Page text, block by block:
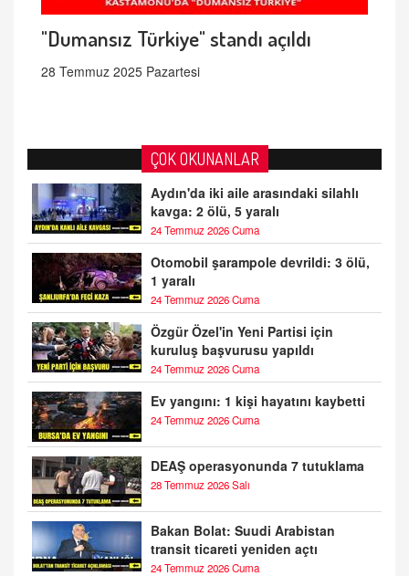
"Dumansız Türkiye" standı açıldı
28 Temmuz 2025 Pazartesi
ÇOK OKUNANLAR
Aydın'da iki aile arasındaki silahlı
kavga: 2 ölü, 5 yaralı
24 Temmuz 2026 Cuma
Otomobil şarampole devrildi: 3 ölü,
1 yaralı
24 Temmuz 2026 Cuma
Özgür Özel'in Yeni Partisi için
kuruluş başvurusu yapıldı
24 Temmuz 2026 Cuma
Ev yangını: 1 kişi hayatını kaybetti
24 Temmuz 2026 Cuma
DEAŞ operasyonunda 7 tutuklama
28 Temmuz 2026 Salı
Bakan Bolat: Suudi Arabistan
transit ticareti yeniden açtı
24 Temmuz 2026 Cuma